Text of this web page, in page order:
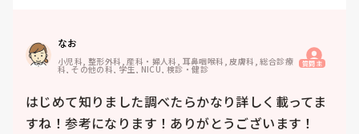
なお
小児科, 整形外科, 産科・婦人科, 耳鼻咽喉科, 皮膚科, 総合診療
科, その他の科, 学生, NICU, 検診・健診 質問主
はじめて知りました調べたらかなり詳しく載ってま
すね！参考になります！ありがとうございます！